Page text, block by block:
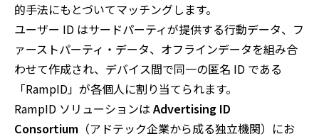
的手法にもとづいてマッチングします。
ユーザー ID はサードパーティが提供する行動データ、フ
ァーストパーティ・データ、オフラインデータを組み合
わせて作成され、デバイス間で同一の匿名 ID である
「RampID」が各個人に割り当てられます。
RampID ソリューションはAdvertising ID
Consortium （アドテック企業から成る独立機関）にお